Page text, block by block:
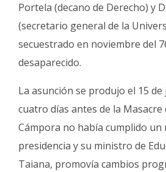
Portela (decano de Derecho) y
(secretario general de la
secuestrado en noviembre del
desaparecido.
La asunción se produjo el 15 de
cuatro días antes de la Masacre
Cámpora no había cumplido un
presidencia y su ministro de
Taiana, promovía cambios